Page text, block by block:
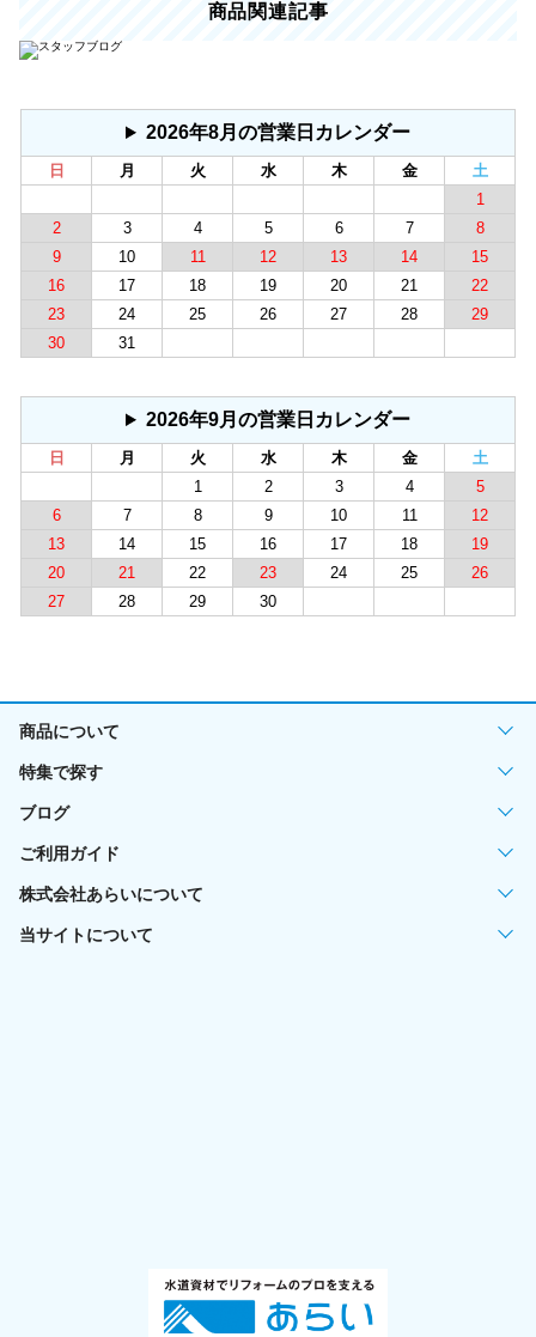
商品関連記事
2026年8月の営業日カレンダー
日 月 火 水 木 金
土
1
2
3 4 5 6 7
8
9
10 11 12 13 14
15
16
17 18 19 20 21
22
23
24 25 26 27 28
29
30
31
2026年9月の営業日カレンダー
日 月 火 水 木 金
土
1
2 3 4
5
6
7 8 9 10 11
12
13
14 15 16 17 18
19
20
21 22 23 24 25
26
27
28 29 30
商品について
特集で探す
ブログ
ご利用ガイド
株式会社あらいについて
当サイトについて